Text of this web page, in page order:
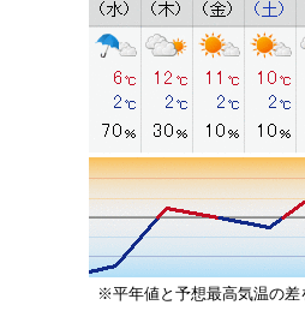
※平年値と予想最高気温の差